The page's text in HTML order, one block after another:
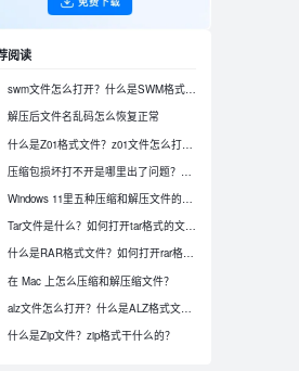
阅读
swm文件怎么打开？什么是SWM格式文件？
解压后文件名乱码怎么恢复正常
什么是Z01格式文件？z01文件怎么打开？
Windows 11里五种压缩和解压文件的方法
Tar文件是什么？如何打开tar格式的文件？
什么是RAR格式文件？如何打开rar格式文件
在 Mac 上怎么压缩和解压缩文件？
alz文件怎么打开？什么是ALZ格式文件？
什么是Zip文件？zip格式干什么的？